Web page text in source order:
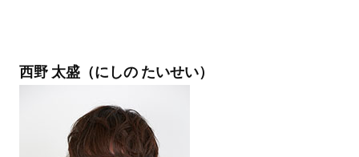
西野 太盛（にしの たいせい）